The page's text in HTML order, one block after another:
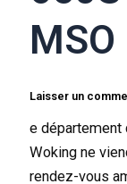
MSO
Laisser un
e département
Woking ne
rendez-vous